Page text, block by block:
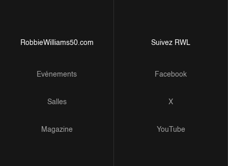
RobbieWilliams50.com
Evénements
Salles
Magazine
Suivez RWL
Facebook
X
YouTube